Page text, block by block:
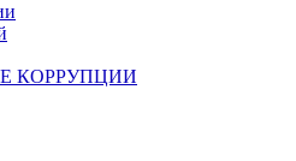
КОРРУПЦИИ